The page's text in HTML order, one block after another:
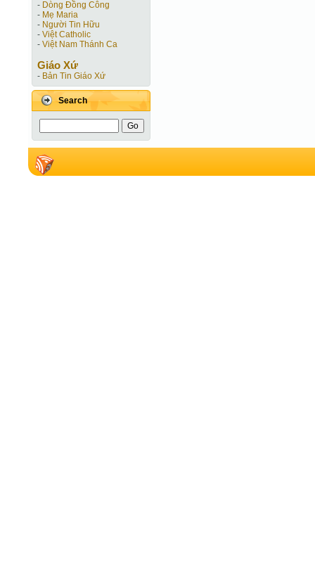
- Dòng Đồng Công
- Mẹ Maria
- Người Tin Hữu
- Việt Catholic
- Việt Nam Thánh Ca
Giáo Xứ
- Bản Tin Giáo Xứ
Search